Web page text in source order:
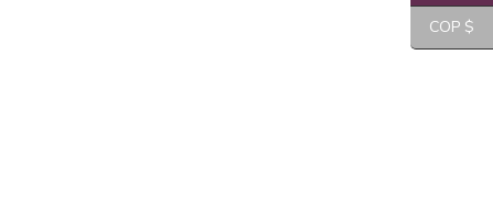
COP $